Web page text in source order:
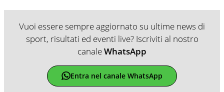
Vuoi essere sempre aggiornato su ultime news di
sport, risultati ed eventi live? Iscriviti al nostro
canaleWhatsApp
Entra nel canale WhatsApp